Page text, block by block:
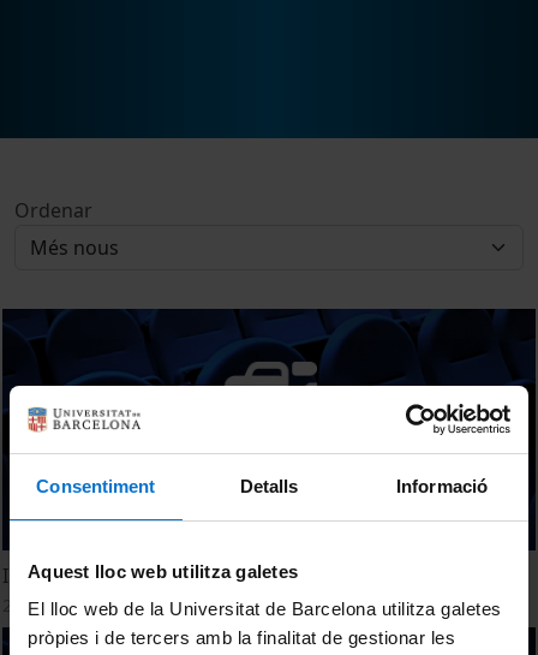
Consentiment Detalls Informació
Aquest lloc web utilitza galetes
El lloc web de la Universitat de Barcelona utilitza galetes
pròpies i de tercers amb la finalitat de gestionar les
Ordenar
Innovation and Sustainable Energy
2 juny, 2014